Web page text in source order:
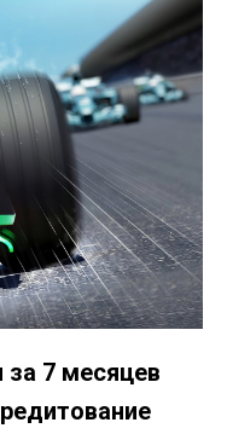
7 месяцев